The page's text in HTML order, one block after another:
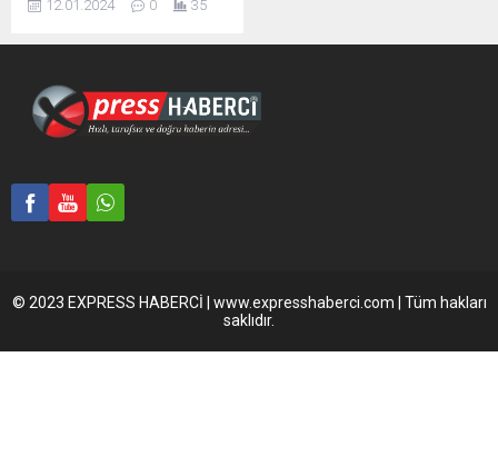
12.01.2024 0 35
© 2023 EXPRESS HABERCİ | www.expresshaberci.com | Tüm hakları
saklıdır.